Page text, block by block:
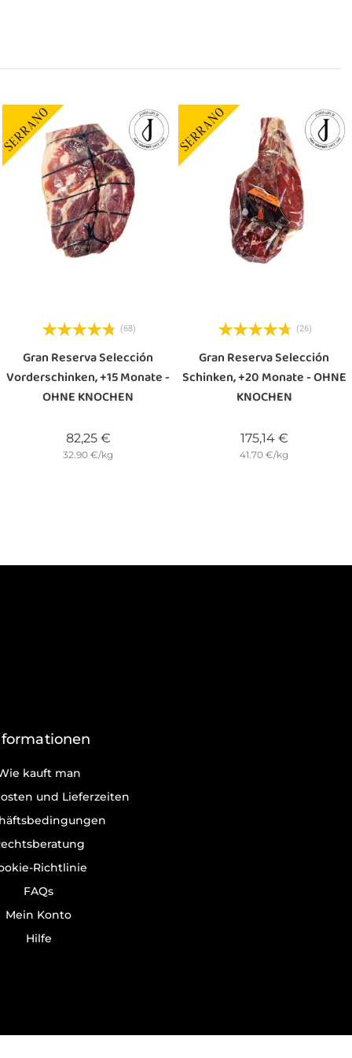
(68)
Gran Reserva Selección
Vorderschinken, +15 Monate -
OHNE KNOCHEN
82,25 €Preis
32.90 €/kg
(26)
Gran Reserva Selección
Schinken, +20 Monate - OHNE
KNOCHEN
175,14 €Preis
41.70 €/kg
kauft man
und Lieferzeiten
Richtlinie
FAQs
Mein Konto
Hilfe